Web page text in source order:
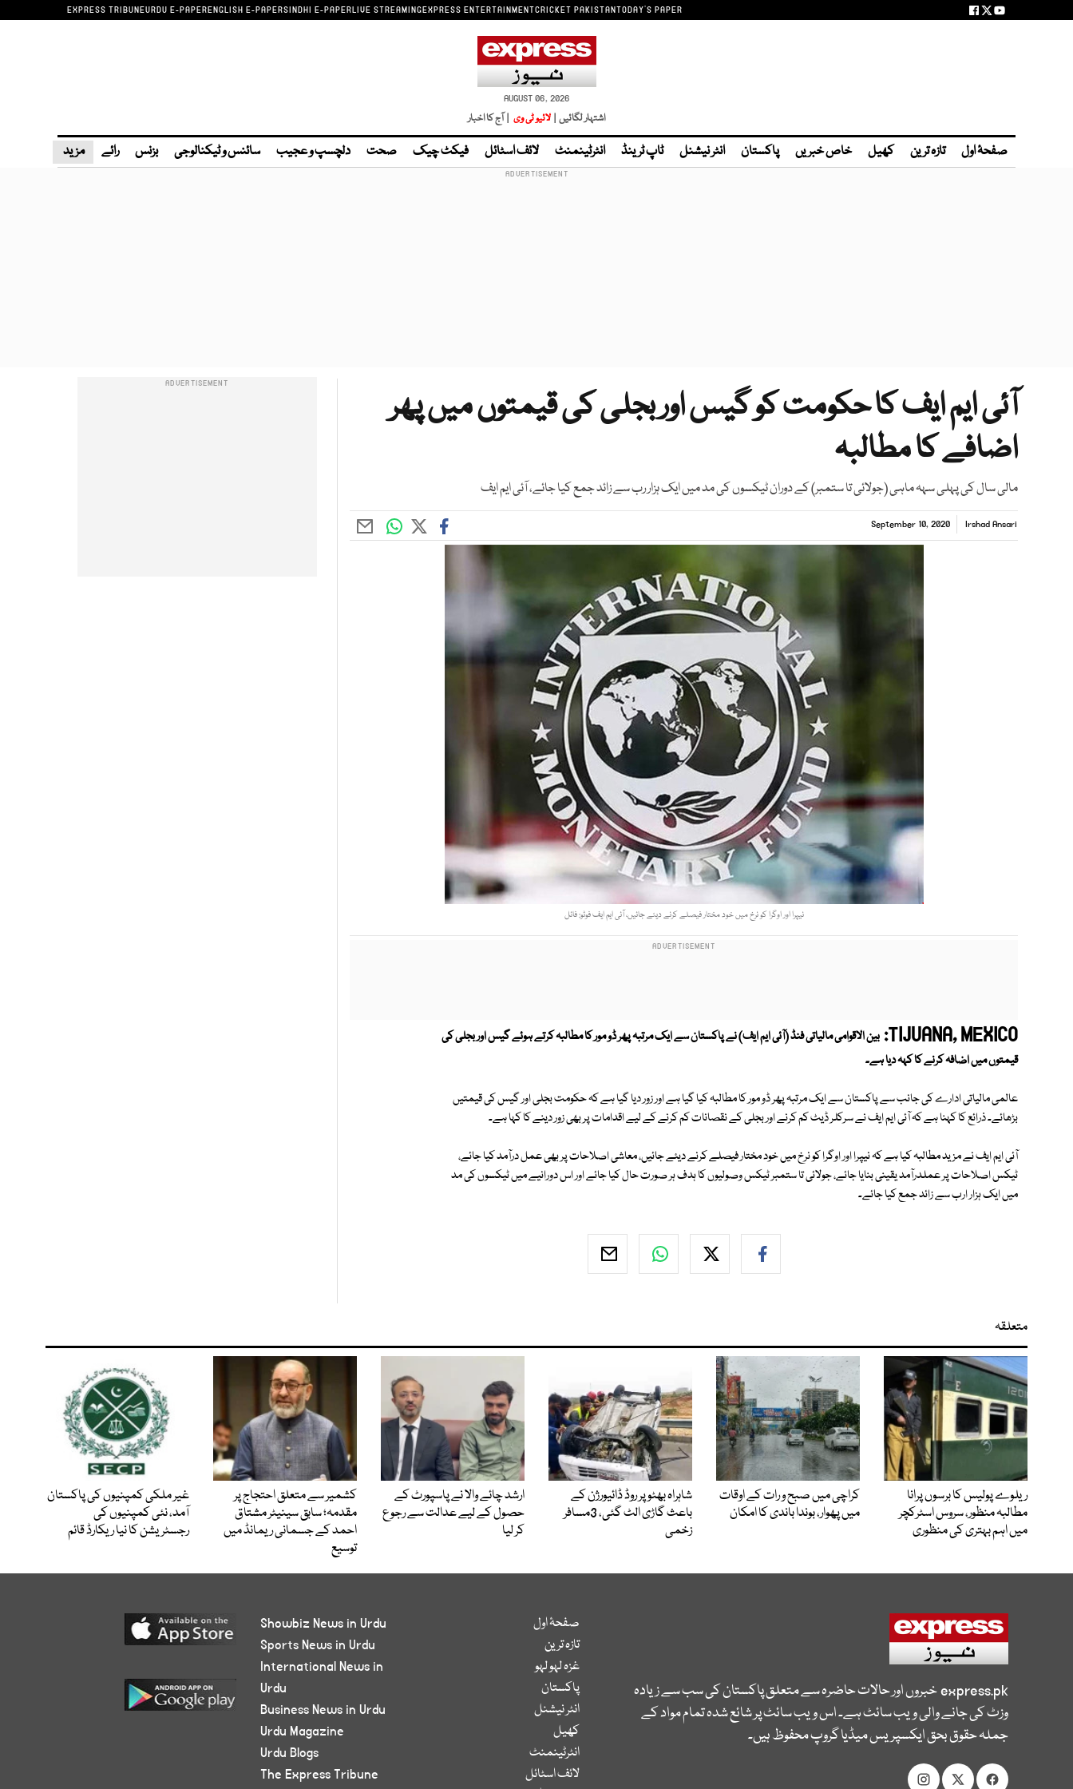
EXPRESS TRIBUNEURDU E-PAPERENGLISH E-PAPERSINDHI E-PAPERLIVE STREAMINGEXPRESS ENTERTAINMENTCRICKET PAKISTANTODAY'S PAPER
AUGUST 06, 2026
اشتہار لگائیں | لائیو ٹی وی | آج کا اخبار
صفحۂ اول تازہ ترین کھیل خاص خبریں پاکستان انٹر نیشنل ٹاپ ٹرینڈ انٹرٹینمنٹ لائف اسٹائل فیکٹ چیک صحت دلچسپ و عجیب سائنس و ٹیکنالوجی بزنس رائے مزید
آئی ایم ایف کا حکومت کو گیس اور بجلی کی قیمتوں میں پھر
اضافے کا مطالبہ
مالی سال کی پہلی سہہ ماہی (جولائی تا ستمبر) کے دوران ٹیکسوں کی مد میں ایک ہزار رب سے زائد جمع کیا جائے، آئی ایم ایف
Irshad Ansari
September 10, 2020
نیپرا اور اوگرا کو نرخ میں خود مختار فیصلے کرنے دیئے جائیں، آئی ایم ایف فوٹو: فائل
TIJUANA, MEXICO: بین الاقوامی مالیاتی فنڈ (آئی ایم ایف) نے پاکستان سے ایک مرتبہ پھر ڈو مور کا مطالبہ کرتے ہوئے گیس اور بجلی کی
قیمتوں میں اضافہ کرنے کا کہہ دیا ہے۔
عالمی مالیاتی ادارے کی جانب سے پاکستان سے ایک مرتبہ پھر ڈو مور کا مطالبہ کیا گیا ہے اور زور دیا گیا ہے کہ حکومت بجلی اور گیس کی قیمتیں
بڑھائے۔ ذرائع کا کہنا ہے کہ آئی ایم ایف نے سرکلر ڈیٹ کم کرنے اور بجلی کے نقصانات کم کرنے کے لیے اقدامات پر بھی زور دینے کا کہا ہے۔
آئی ایم ایف نے مزید مطالبہ کیا ہے کہ نیپرا اور اوگرا کو نرخ میں خود مختار فیصلے کرنے دیئے جائیں، معاشی اصلاحات پر بھی عمل درآمد کیا جائے،
ٹیکس اصلاحات پر عملدرآمد یقینی بنایا جائے، جولائی تا ستمبر ٹیکس وصولیوں کا ہدف ہر صورت حال کیا جائے اور اس دورانیے میں ٹیکسوں کی مد
میں ایک ہزار ارب سے زائد جمع کیا جائے۔
متعلقہ
ریلوے پولیس کا برسوں پرانا
مطالبہ منظور، سروس اسٹرکچر
میں اہم بہتری کی منظوری
کراچی میں صبح و رات کے اوقات
میں پھوار، بوندا باندی کا امکان
شاہراہ بھٹو پر روڈ ڈائیورژن کے
باعث گاڑی الٹ گئی، 3مسافر
زخمی
ارشد چائے والا نے پاسپورٹ کے
حصول کے لیے عدالت سے رجوع
کر لیا
کشمیر سے متعلق احتجاج پر
مقدمہ؛ سابق سینیٹر مشتاق
احمد کے جسمانی ریمانڈ میں
توسیع
غیر ملکی کمپنیوں کی پاکستان
آمد، نئی کمپنیوں کی
رجسٹریشن کا نیا ریکارڈ قائم
express.pkخبروں اور حالات حاضرہ سے متعلق پاکستان کی سب سے زیادہ
وزٹ کی جانے والی ویب سائٹ ہے۔ اس ویب سائٹ پر شائع شدہ تمام مواد کے
جملہ حقوق بحق ایکسپریس میڈیا گروپ محفوظ ہیں۔
صفحۂ اول
تازہ ترین
غزہ لہو لہو
پاکستان
انٹر نیشنل
کھیل
انٹرٹینمنٹ
لائف اسٹائل
Showbiz News in Urdu
Sports News in Urdu
International News in
Urdu
Business News in Urdu
Urdu Magazine
Urdu Blogs
The Express Tribune